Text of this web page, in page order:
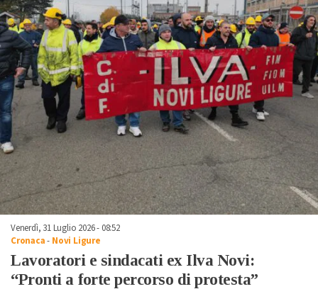
Venerdì, 31 Luglio 2026 - 08:52
Cronaca- Novi Ligure
Lavoratori e sindacati ex Ilva Novi:
“Pronti a forte percorso di protesta”